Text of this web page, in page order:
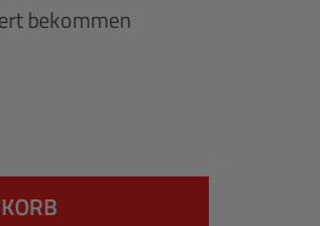
bekommen